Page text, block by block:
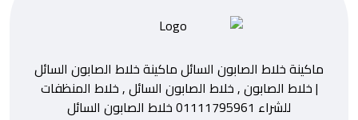
ماكينة خلاط الصابون السائل ماكينة خلاط الصابون السائل
| خلاط الصابون , خلاط الصابون السائل , خلاط المنظفات
للشراء 01111795961 خلاط الصابون السائل